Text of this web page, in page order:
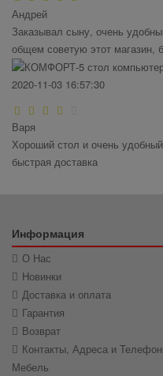
Андрей
Заказывал сыну, очень
общем советую этот магазин,
2020-11-03 16:57:30
Варя
Хороший стол и очень
быстрая доставка
Информация
О Нас
Новинки
Доставка и оплата
Гарантия
Возврат
Контакты, Адреса и
Мебель